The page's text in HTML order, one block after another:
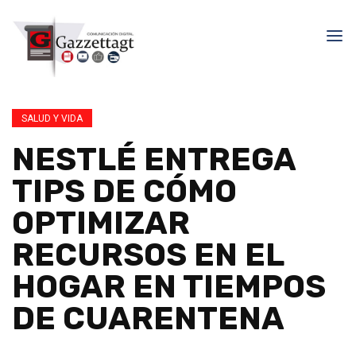
SALUD Y VIDA
NESTLÉ ENTREGA
TIPS DE CÓMO
OPTIMIZAR
RECURSOS EN EL
HOGAR EN TIEMPOS
DE CUARENTENA